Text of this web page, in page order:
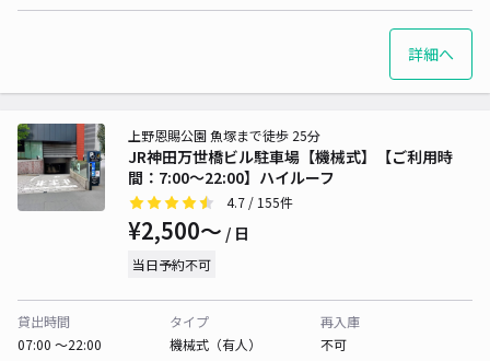
詳細へ
JR神田万世橋ビル駐車場【機械式】【ご利用時
間：7:00～22:00】ハイルーフ
上野恩賜公園 魚塚まで徒歩 25分
4.7 / 155件
¥2,500〜 / 日
当日予約不可
貸出時間
07:00 〜22:00
タイプ
機械式（有人）
再入庫
不可